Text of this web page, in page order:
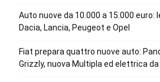
Auto nuove da 10.000 a 15.000 euro:
Dacia, Lancia, Peugeot e Opel
Fiat prepara quattro nuove auto:
Grizzly, nuova Multipla ed elettrica da